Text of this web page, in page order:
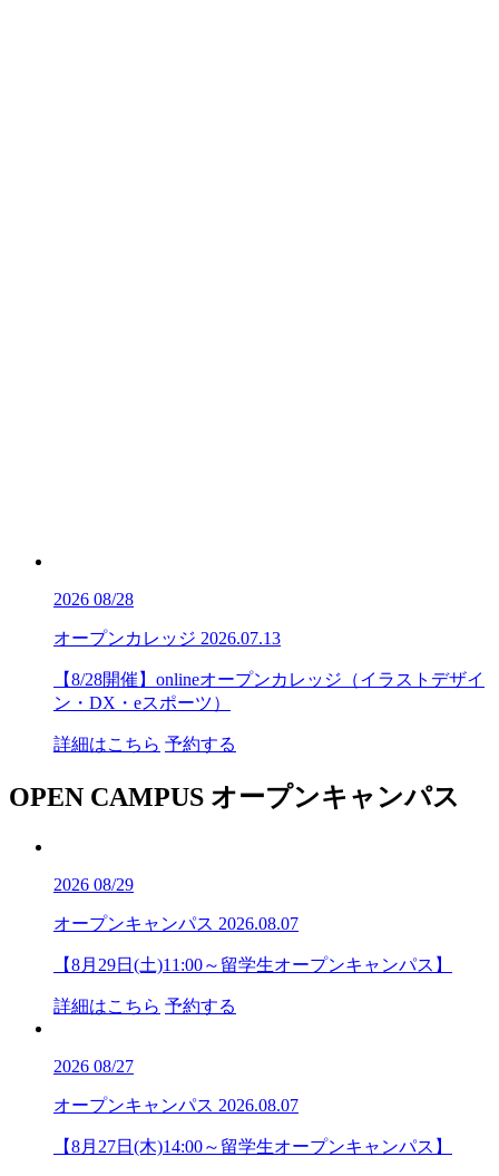
2026 08/28
オープンカレッジ 2026.07.13
【8/28開催】onlineオープンカレッジ（イラストデザイ
ン・DX・eスポーツ）
詳細はこちら 予約する
OPEN CAMPUS オープンキャンパス
2026 08/29
オープンキャンパス 2026.08.07
【8月29日(土)11:00～留学生オープンキャンパス】
詳細はこちら 予約する
2026 08/27
オープンキャンパス 2026.08.07
【8月27日(木)14:00～留学生オープンキャンパス】